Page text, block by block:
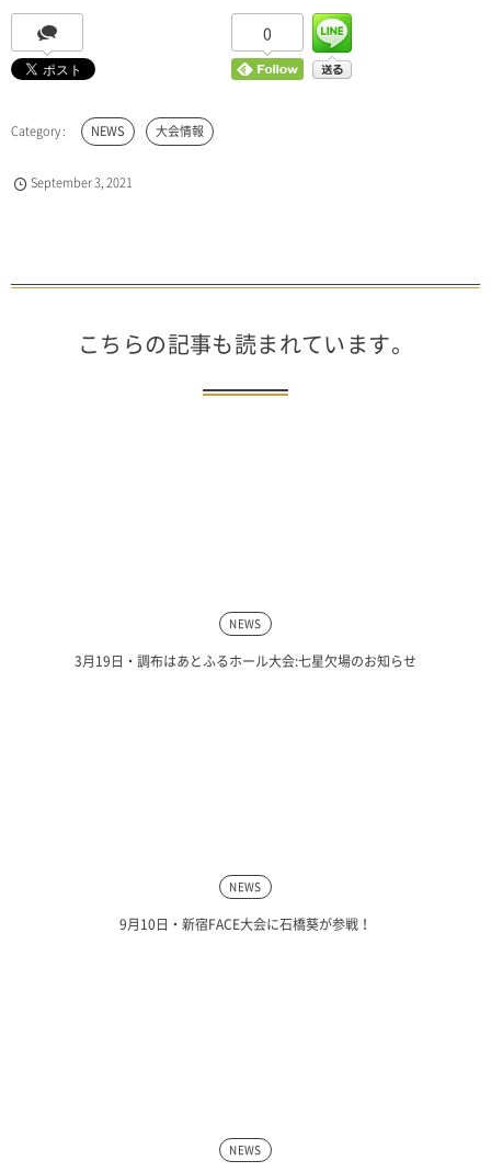
0
NEWS 大会情報
September3,2021
こちらの記事も読まれています。
NEWS
3月19日・調布はあとふるホール大会:七星欠場のお知らせ
NEWS
9月10日・新宿FACE大会に石橋葵が参戦！
NEWS